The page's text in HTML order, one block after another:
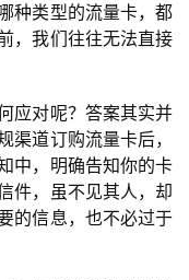
种类型的流量卡，都
，我们往往无法直接
应对呢？答案其实并
渠道订购流量卡后，
中，明确告知你的卡
件，虽不见其人，却
的信息，也不必过于